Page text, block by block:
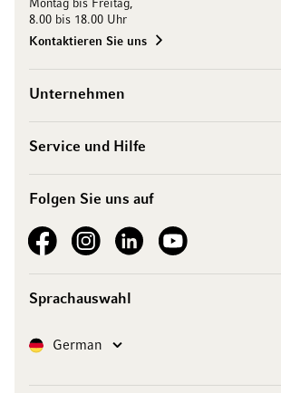
Montag bis Freitag,
8.00 bis 18.00 Uhr
Kontaktieren Sie uns
Unternehmen
Service und Hilfe
Folgen Sie uns auf
See our FacebookSee our Instagram account
See our LinkedInSee our YouTube channel
Sprachauswahl
SpracheGerman